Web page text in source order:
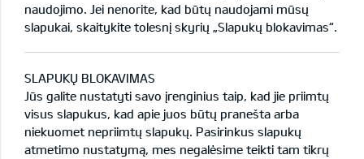
naudojimo. Jei nenorite, kad būtų naudojami mūsų
slapukai, skaitykite tolesnį skyrių „Slapukų blokavimas“.
SLAPUKŲ BLOKAVIMAS
Jūs galite nustatyti savo įrenginius taip, kad jie priimtų
visus slapukus, kad apie juos būtų pranešta arba
niekuomet nepriimtų slapukų. Pasirinkus slapukų
atmetimo nustatymą, mes negalėsime teikti tam tikrų